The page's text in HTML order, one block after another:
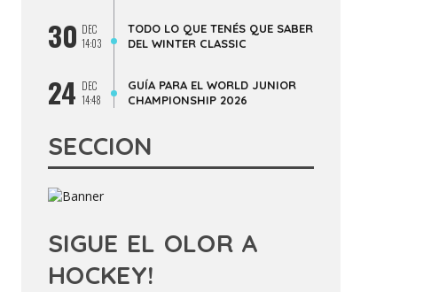
30 DEC
14:03
TODO LO QUE TENÉS QUE SABER
DEL WINTER CLASSIC
24 DEC
14:48
GUÍA PARA EL WORLD JUNIOR
CHAMPIONSHIP 2026
SECCION
SIGUE EL OLOR A
HOCKEY!